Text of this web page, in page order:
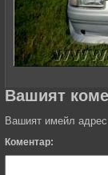
Вашият
Вашият имейл
Коментар: